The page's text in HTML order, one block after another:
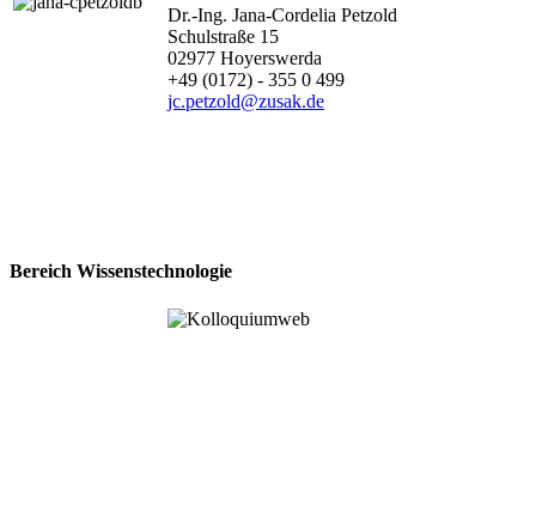
Dr.-Ing. Jana-Cordelia Petzold
Schulstraße 15
02977 Hoyerswerda
+49 (0172) - 355 0 499
jc.petzold@zusak.de
Bereich Wissenstechnologie